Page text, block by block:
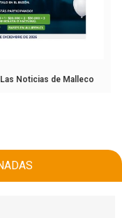
Noticias de Malleco